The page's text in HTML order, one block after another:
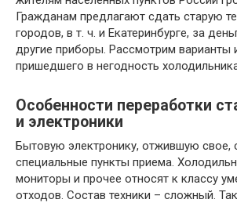
Гражданам предлагают сдать старую
городов, в т. ч. и Екатеринбурге, за
другие приборы. Рассмотрим варианты
пришедшего в негодность
Особенности переработки
и электроники
Бытовую электронику, отжившую свое,
специальные пункты приема.
мониторы и прочее относят к классу
отходов. Состав техники – сложный.